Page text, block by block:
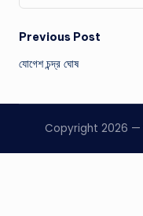
Post
navigation
Previous Post
যোগেশ চন্দ্র ঘোষ
Copyright 2026 —